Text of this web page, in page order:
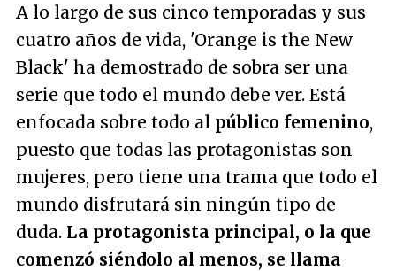
A lo largo de sus cinco temporadas y sus
cuatro años de vida, 'Orange is the New
Black' ha demostrado de sobra ser una
serie que todo el mundo debe ver. Está
enfocada sobre todo al público femenino,
puesto que todas las protagonistas son
mujeres, pero tiene una trama que todo el
mundo disfrutará sin ningún tipo de
duda. La protagonista principal, o la que
comenzó siéndolo al menos, se llama